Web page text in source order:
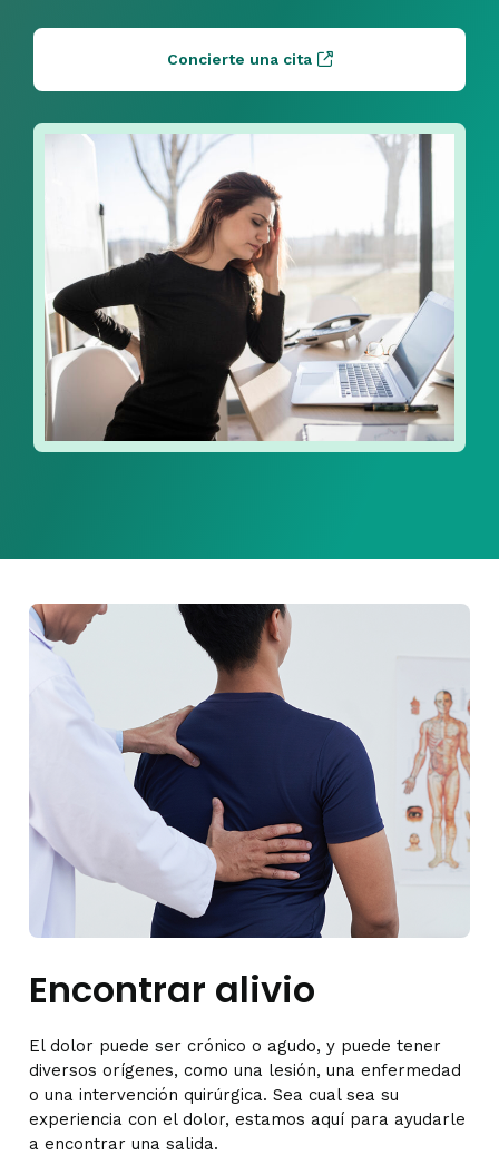
Concierte una cita
Encontrar alivio
El dolor puede ser crónico o agudo, y puede tener
diversos orígenes, como una lesión, una enfermedad
o una intervención quirúrgica. Sea cual sea su
experiencia con el dolor, estamos aquí para ayudarle
a encontrar una salida.